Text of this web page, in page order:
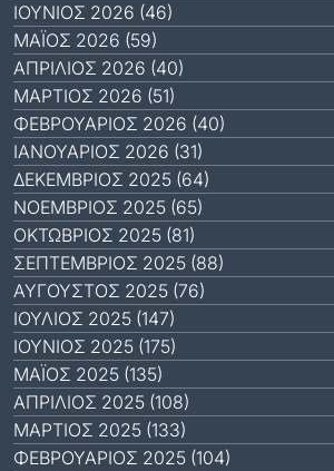
ΙΟΎΝΙΟΣ 2026 (46)
ΜΆΙΟΣ 2026 (59)
ΑΠΡΊΛΙΟΣ 2026 (40)
ΜΆΡΤΙΟΣ 2026 (51)
ΦΕΒΡΟΥΆΡΙΟΣ 2026 (40)
ΙΑΝΟΥΆΡΙΟΣ 2026 (31)
ΔΕΚΈΜΒΡΙΟΣ 2025 (64)
ΝΟΈΜΒΡΙΟΣ 2025 (65)
ΟΚΤΏΒΡΙΟΣ 2025 (81)
ΣΕΠΤΈΜΒΡΙΟΣ 2025 (88)
ΑΎΓΟΥΣΤΟΣ 2025 (76)
ΙΟΎΛΙΟΣ 2025 (147)
ΙΟΎΝΙΟΣ 2025 (175)
ΜΆΙΟΣ 2025 (135)
ΑΠΡΊΛΙΟΣ 2025 (108)
ΜΆΡΤΙΟΣ 2025 (133)
ΦΕΒΡΟΥΆΡΙΟΣ 2025 (104)